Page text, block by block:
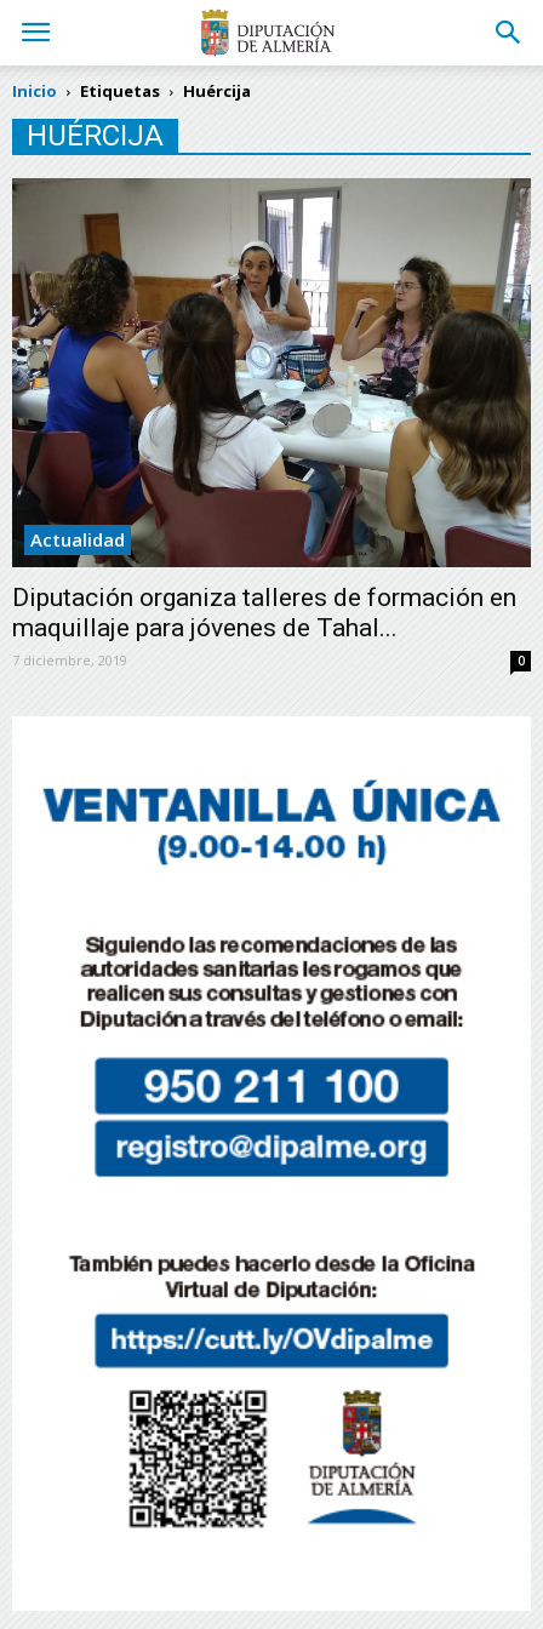
Inicio Etiquetas Huércija
HUÉRCIJA
Actualidad
Diputación organiza talleres de formación en
maquillaje para jóvenes de Tahal...
7 diciembre, 2019 0